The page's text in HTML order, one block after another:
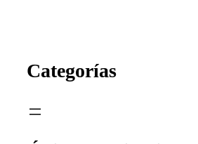
Categorías